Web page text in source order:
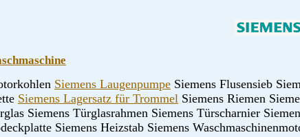
Siemens Laugenpumpe Siemens Flusensieb
Siemens Lagersatz für Trommel Siemens Riemen
Siemens Türglasrahmen Siemens Türscharnier
Siemens Heizstab Siemens